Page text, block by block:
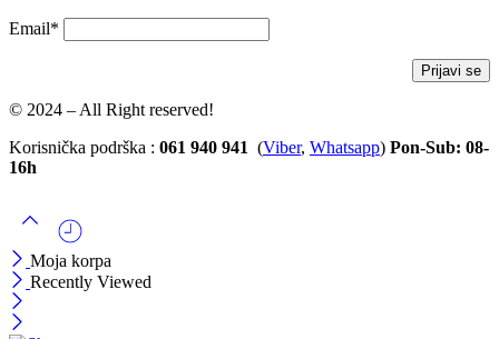
Email*
© 2024 – All Right reserved!
Korisnička podrška : 061 940 941 (Viber, Whatsapp) Pon-Sub: 08-
16h
Moja korpa
Recently Viewed